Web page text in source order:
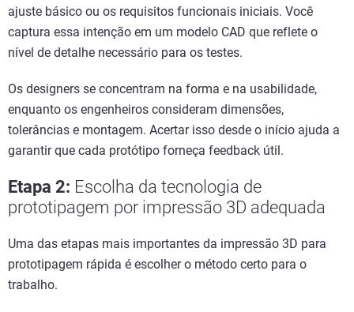
ajuste básico ou os requisitos funcionais iniciais. Você
captura essa intenção em um modelo CAD que reflete o
nível de detalhe necessário para os testes.
Os designers se concentram na forma e na usabilidade,
enquanto os engenheiros consideram dimensões,
tolerâncias e montagem. Acertar isso desde o início ajuda a
garantir que cada protótipo forneça feedback útil.
Etapa 2: Escolha da tecnologia de
prototipagem por impressão 3D adequada
Uma das etapas mais importantes da impressão 3D para
prototipagem rápida é escolher o método certo para o
trabalho.